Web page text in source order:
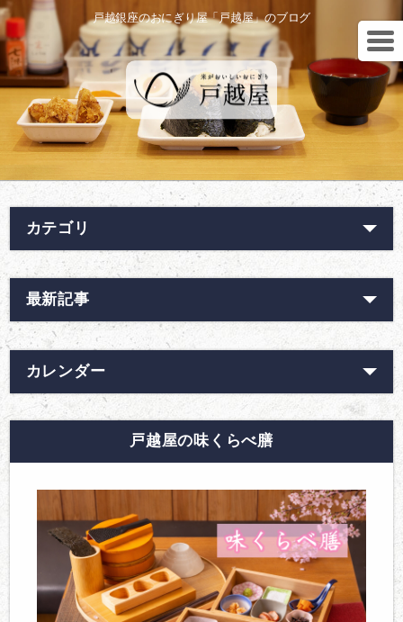
戸越銀座のおにぎり屋「戸越屋」のブログ
カテゴリ
最新記事
カレンダー
戸越屋の味くらべ膳